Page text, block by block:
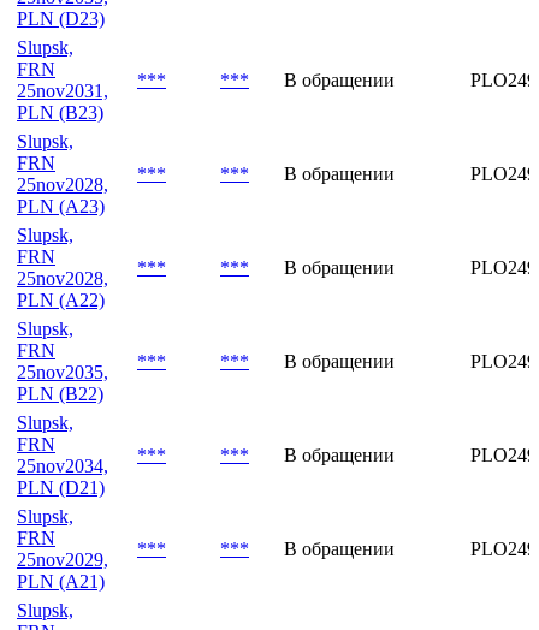
PLN (D23)
Slupsk,
FRN
25nov2031,
PLN (B23)
*** *** В обращении
Slupsk,
FRN
25nov2028,
PLN (A23)
*** *** В обращении
Slupsk,
FRN
25nov2028,
PLN (A22)
*** *** В обращении
Slupsk,
FRN
25nov2035,
PLN (B22)
*** *** В обращении
Slupsk,
FRN
25nov2034,
PLN (D21)
*** *** В обращении
Slupsk,
FRN
25nov2029,
PLN (A21)
*** *** В обращении
Slupsk,